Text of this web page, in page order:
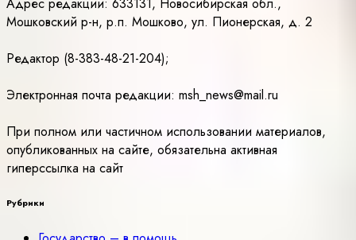
Мошковский р-н, р.п. Мошково, ул. Пионерская, д. 2
Редактор (8-383-48-21-204);
Электронная почта редакции: msh_news@mail.ru
При полном или частичном использовании материалов,
опубликованных на сайте, обязательна активная
гиперссылка на сайт
Рубрики